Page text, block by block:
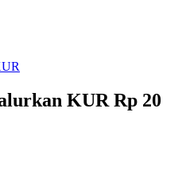
KUR Rp 20